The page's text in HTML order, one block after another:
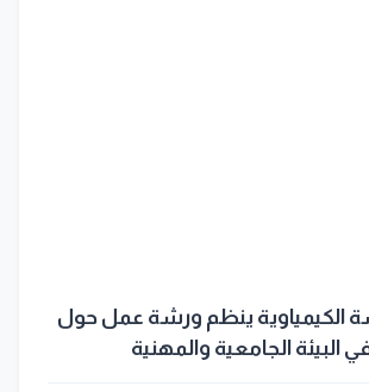
الكيمياوية ينظم ورشة عمل حول
البيئة الجامعية والمهنية